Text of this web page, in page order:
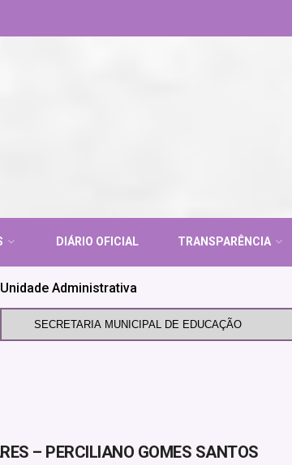
DIÁRIO OFICIAL TRANSPARÊNCIA
Unidade Administrativa
– PERCILIANO GOMES SANTOS